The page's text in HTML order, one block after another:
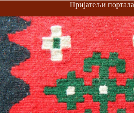
Пријатељи портала